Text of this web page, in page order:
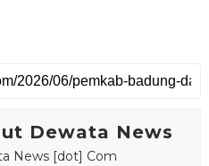
Dewata News
News [dot] Com